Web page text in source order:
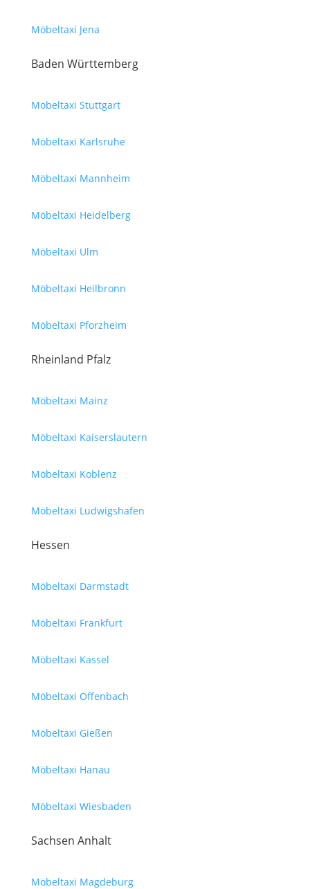
Möbeltaxi Jena
Baden Württemberg
Möbeltaxi Stuttgart
Möbeltaxi Karlsruhe
Möbeltaxi Mannheim
Möbeltaxi Heidelberg
Möbeltaxi Ulm
Möbeltaxi Heilbronn
Möbeltaxi Pforzheim
Rheinland Pfalz
Möbeltaxi Mainz
Möbeltaxi Kaiserslautern
Möbeltaxi Koblenz
Möbeltaxi Ludwigshafen
Hessen
Möbeltaxi Darmstadt
Möbeltaxi Frankfurt
Möbeltaxi Kassel
Möbeltaxi Offenbach
Möbeltaxi Gießen
Möbeltaxi Hanau
Möbeltaxi Wiesbaden
Sachsen Anhalt
Möbeltaxi Magdeburg